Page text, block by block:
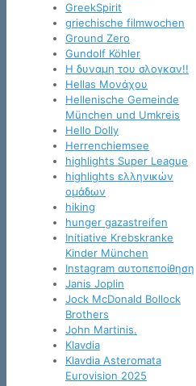
GreekSpirit
griechische filmwochen
Ground Zero
Gundolf Köhler
H δυναμη του σλογκαν!!
Hellas Μονάχου
Hellenische Gemeinde
München und Umkreis
Hello Dolly
Herrenchiemsee
highlights Super League
highlights ελληνικών
ομάδων
hiking
hunger gazastreifen
Initiative Krebskranke
Kinder München
Instagram αυτοπεποίθηση
Janis Joplin
Jock McDonald Bollock
Brothers
John Martinis.
Klavdia
Klavdia Asteromata
Eurovision 2025